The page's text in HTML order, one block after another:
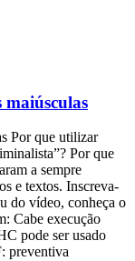
Por que utilizar
Por que
a sempre
e textos. Inscreva-
do vídeo, conheça o
Cabe execução
pode ser usado
preventiva